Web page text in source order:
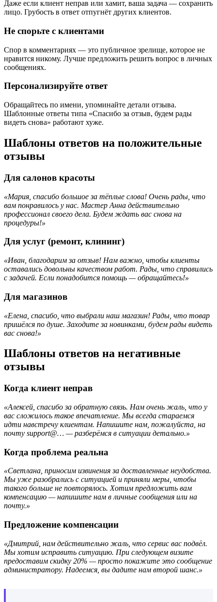
Даже если клиент неправ или хамит, ваша задача — сохранить
лицо. Грубость в ответ отпугнёт других клиентов.
Не спорьте с клиентами
Спор в комментариях — это публичное зрелище, которое не
нравится никому. Лучше предложить решить вопрос в личных
сообщениях.
Персонализируйте ответ
Обращайтесь по имени, упоминайте детали отзыва.
Шаблонные ответы типа «Спасибо за отзыв, будем рады
видеть снова» работают хуже.
Шаблоны ответов на положительные
отзывы
Для салонов красоты
«Мария, спасибо большое за тёплые слова! Очень рады, что
вам понравилось у нас. Мастер Анна действительно
профессионал своего дела. Будем ждать вас снова на
процедуры!»
Для услуг (ремонт, клининг)
«Иван, благодарим за отзыв! Нам важно, чтобы клиенты
оставались довольны качеством работ. Рады, что справились
с задачей. Если понадобится помощь — обращайтесь!»
Для магазинов
«Елена, спасибо, что выбрали наш магазин! Рады, что товар
пришёлся по душе. Заходите за новинками, будем рады видеть
вас снова!»
Шаблоны ответов на негативные
отзывы
Когда клиент неправ
«Алексей, спасибо за обратную связь. Нам очень жаль, что у
вас сложилось такое впечатление. Мы всегда стараемся
идти навстречу клиентам. Напишите нам, пожалуйста, на
почту support@… — разберёмся в ситуации детально.»
Когда проблема реальна
«Светлана, приносим извинения за доставленные неудобства.
Мы уже разобрались с ситуацией и приняли меры, чтобы
такого больше не повторялось. Хотим предложить вам
компенсацию — напишите нам в личные сообщения или на
почту.»
Предложение компенсации
«Дмитрий, нам действительно жаль, что сервис вас подвёл.
Мы хотим исправить ситуацию. При следующем визите
предоставим скидку 20% — просто покажите это сообщение
администратору. Надеемся, вы дадите нам второй шанс.»